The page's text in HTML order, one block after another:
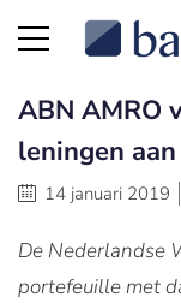
ABN AMRO
leningen
14 januari 2019
De Nederlandse
portefeuille met